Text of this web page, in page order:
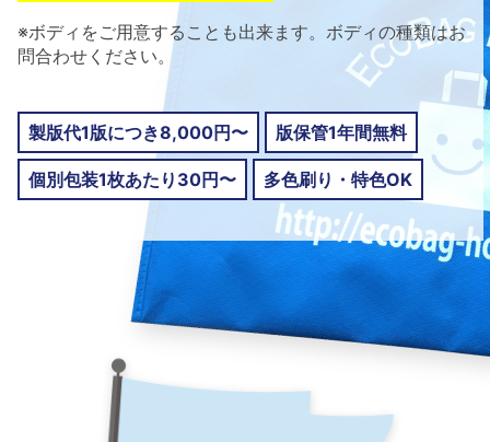
※ボディをご用意することも出来ます。ボディの種類はお
問合わせください。
製版代1版につき8,000円〜 版保管1年間無料
個別包装1枚あたり30円〜 多色刷り・特色OK